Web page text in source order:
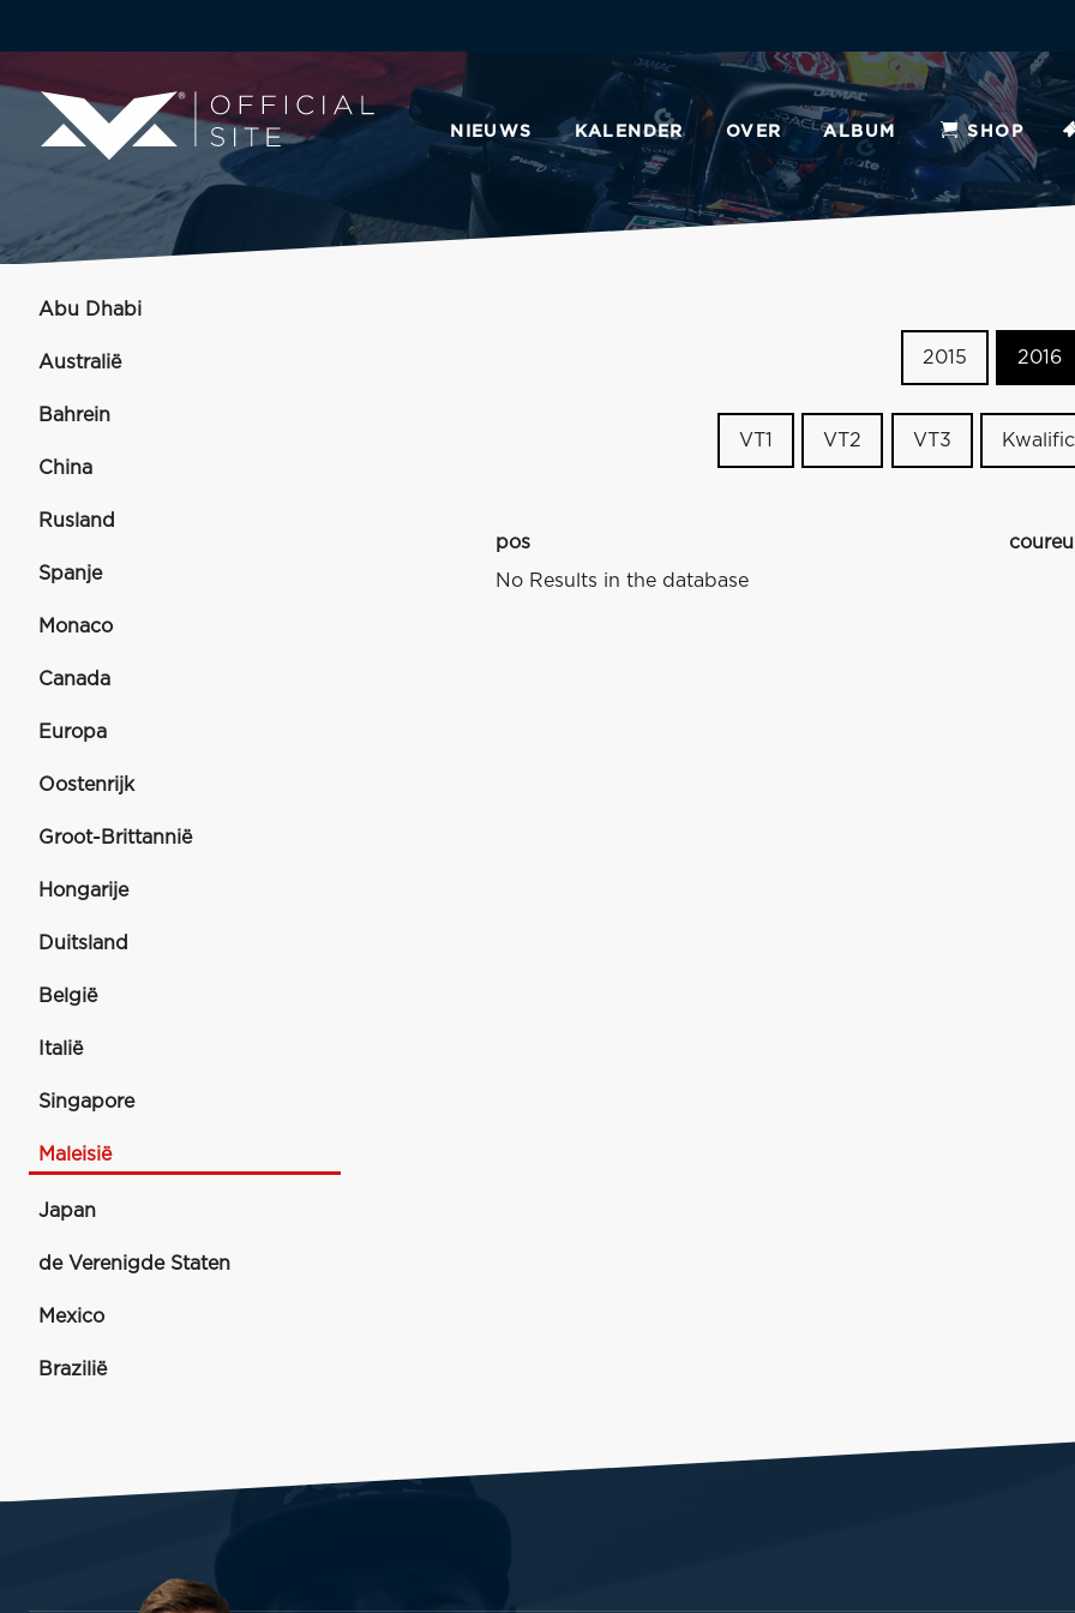
NIEUWS KALENDER OVER ALBUM SHOP
Abu Dhabi
Australië
Bahrein
China
Rusland
Spanje
Monaco
Canada
Europa
Oostenrijk
Groot-Brittannië
Hongarije
Duitsland
België
Italië
Singapore
Maleisië
Japan
de Verenigde Staten
Mexico
Brazilië
2015 2016
VT1 VT2 VT3
pos
No Results in the database